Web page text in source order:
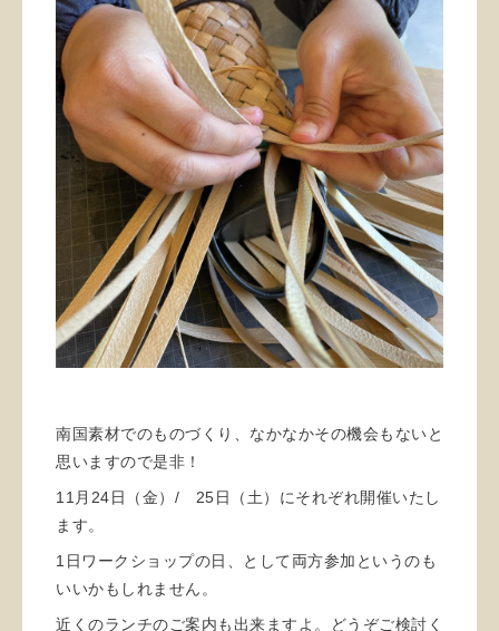
南国素材でのものづくり、なかなかその機会もないと
思いますので是非！
11月24日（金）/ 25日（土）にそれぞれ開催いたし
ます。
1日ワークショップの日、として両方参加というのも
いいかもしれません。
近くのランチのご案内も出来ますよ。どうぞご検討く